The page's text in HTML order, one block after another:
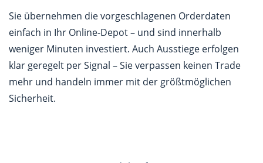
Sie übernehmen die vorgeschlagenen Orderdaten
einfach in Ihr Online-Depot – und sind innerhalb
weniger Minuten investiert. Auch Ausstiege erfolgen
klar geregelt per Signal – Sie verpassen keinen Trade
mehr und handeln immer mit der größtmöglichen
Sicherheit.